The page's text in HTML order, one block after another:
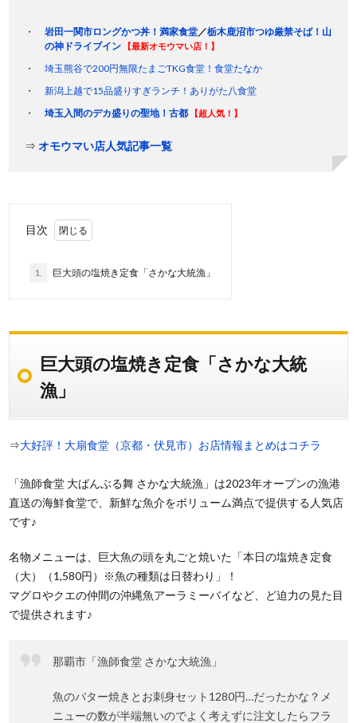
岩田一関市ロングかつ丼！満家食堂／栃木鹿沼市つゆ厳禁そば！山
の神ドライブイン
【最新オモウマい店！】
埼玉熊谷で200円無限たまごTKG食堂！食堂たなか
新潟上越で15品盛りすぎランチ！ありがた八食堂
埼玉入間のデカ盛りの聖地！古都
【超人気！】
⇒オモウマい店人気記事一覧
目次
1. 巨大頭の塩焼き定食「さかな大統漁」
巨大頭の塩焼き定食「さかな大統
漁」
⇒大好評！大扇食堂（京都・伏見市）お店情報まとめはコチラ
「漁師食堂 大ばんぶる舞 さかな大統漁」は2023年オープンの漁港
直送の海鮮食堂で、新鮮な魚介をボリューム満点で提供する人気店
です♪
名物メニューは、巨大魚の頭を丸ごと焼いた「本日の塩焼き定食
（大）（1,580円）※魚の種類は日替わり」！
マグロやクエの仲間の沖縄魚アーラミーバイなど、ど迫力の見た目
で提供されます♪
那覇市「漁師食堂 さかな大統漁」
魚のバター焼きとお刺身セット1280円…だったかな？メ
ニューの数が半端無いのでよく考えずに注文したらフラ